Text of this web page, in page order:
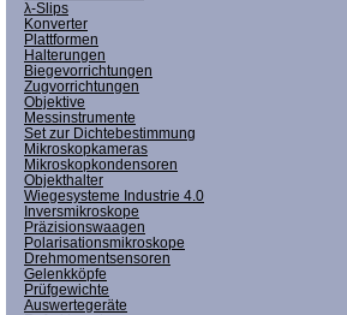
λ-Slips
Konverter
Plattformen
Halterungen
Biegevorrichtungen
Zugvorrichtungen
Objektive
Messinstrumente
Set zur Dichtebestimmung
Mikroskopkameras
Mikroskopkondensoren
Objekthalter
Wiegesysteme Industrie 4.0
Inversmikroskope
Präzisionswaagen
Polarisationsmikroskope
Drehmomentsensoren
Gelenkköpfe
Prüfgewichte
Auswertegeräte